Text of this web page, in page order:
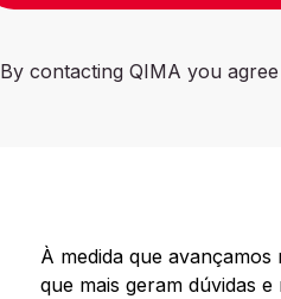
By contacting QIMA you
À medida que avançamos
que mais geram dúvidas